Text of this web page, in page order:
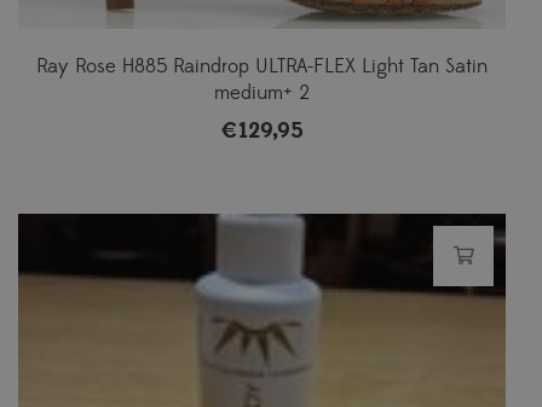
Ray Rose H885 Raindrop ULTRA-FLEX Light Tan Satin
medium+ 2
€129,95